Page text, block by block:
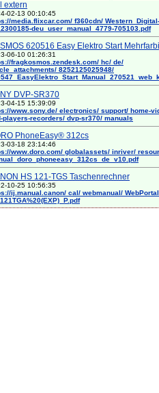
extern
02-13 00:10:45
media.flixcar.com/ f360cdn/ Western_Digital-
deu_user_manual_4779-705103.pdf
620516 Easy Elektro Start
06-10 01:26:31
fragkosmos.zendesk.com/ hc/ de/
8252125025948/
DVP-SR370
04-15 15:39:09
www.sony.de/ electronics/ support/ home-
players-recorders/ dvp-sr370/ manuals
PhoneEasy® 312cs
03-18 23:14:46
www.doro.com/ globalassets/ inriver/
HS 121-TGS Taschenrechner
10-25 10:56:35
ij.manual.canon/ cal/ webmanual/